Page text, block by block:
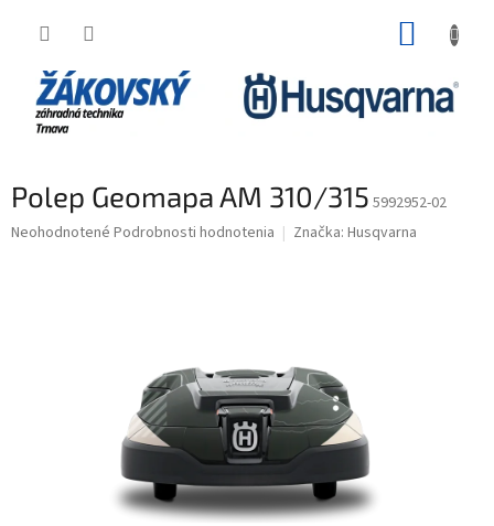
Polep Geomapa AM 310/315 5992952-02
Priemerné hodnotenie produktu je 0,0 z 5 hviezdičiek.
Neohodnotené Podrobnosti hodnotenia Značka: Husqvarna